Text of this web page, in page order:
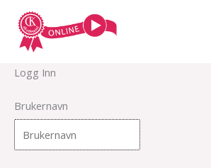
innholdet
Logg Inn
Brukernavn